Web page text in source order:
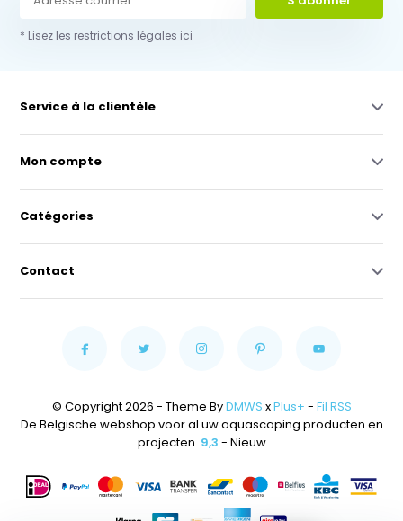
* Lisez les restrictions légales ici
Service à la clientèle
Mon compte
Catégories
Contact
© Copyright 2026 - Theme ByDMWS xPlus+ - Fil RSS
De Belgische webshop voor al uw aquascaping producten en
projecten. 9,3 - Nieuw